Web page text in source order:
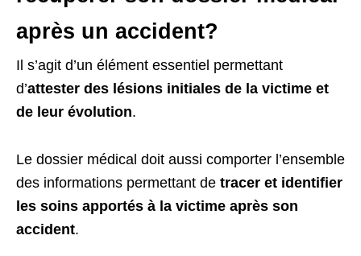
après un accident?
Il s’agit d’un élément essentiel permettant
d’attester des lésions initiales de la victime et
de leur évolution.
Le dossier médical doit aussi comporter l’ensemble
des informations permettant de tracer et identifier
les soins apportés à la victime après son
accident.